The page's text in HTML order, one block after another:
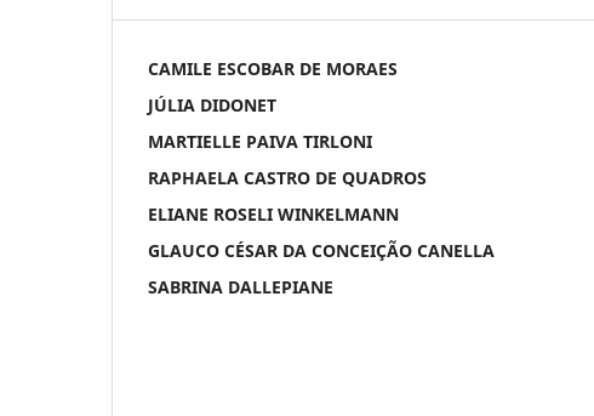
CAMILE ESCOBAR DE MORAES
JÚLIA DIDONET
MARTIELLE PAIVA TIRLONI
RAPHAELA CASTRO DE QUADROS
ELIANE ROSELI WINKELMANN
GLAUCO CÉSAR DA CONCEIÇÃO CANELLA
SABRINA DALLEPIANE